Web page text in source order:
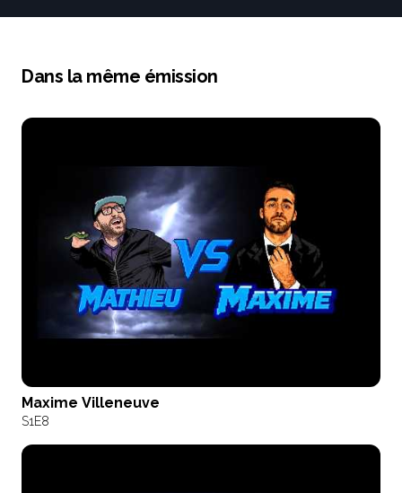
Dans la même émission
Maxime Villeneuve
S1E8